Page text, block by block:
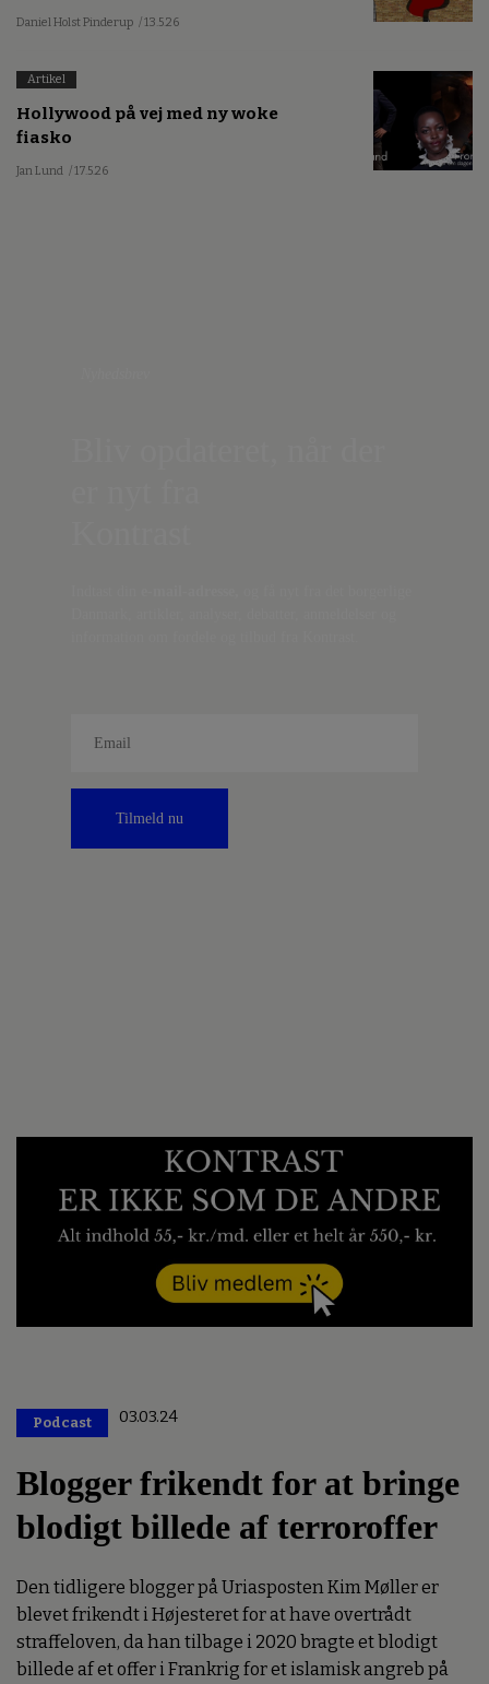
Daniel Holst Pinderup / 13.5.26
Artikel
Hollywood på vej med ny woke
fiasko
Jan Lund / 17.5.26
Tilmeld nu
Podcast 03.03.24
Blogger frikendt for at bringe
blodigt billede af terroroffer
Den tidligere blogger på Uriasposten Kim Møller er
blevet frikendt i Højesteret for at have overtrådt
straffeloven, da han tilbage i 2020 bragte et blodigt
billede af et offer i Frankrig for et islamisk angreb på